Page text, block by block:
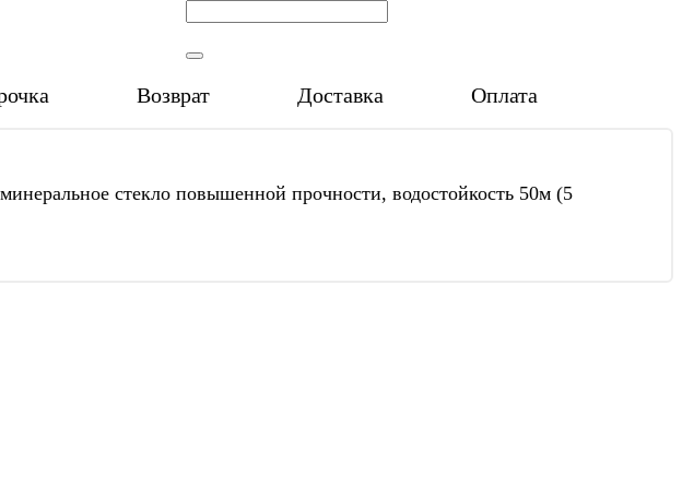
Возврат Доставка Оплата
стекло повышенной прочности, водостойкость 50м (5